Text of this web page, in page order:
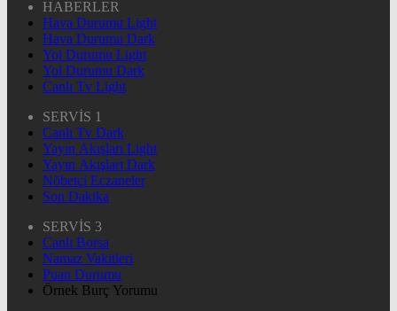
HABERLER
Hava Durumu Light
Hava Durumu Dark
Yol Durumu Light
Yol Durumu Dark
Canlı Tv Light
SERVİS 1
Canlı Tv Dark
Yayın Akışları Light
Yayın Akışları Dark
Nöbetçi Eczaneler
Son Dakika
SERVİS 3
Canlı Borsa
Namaz Vakitleri
Puan Durumu
Örnek Burç Yorumu